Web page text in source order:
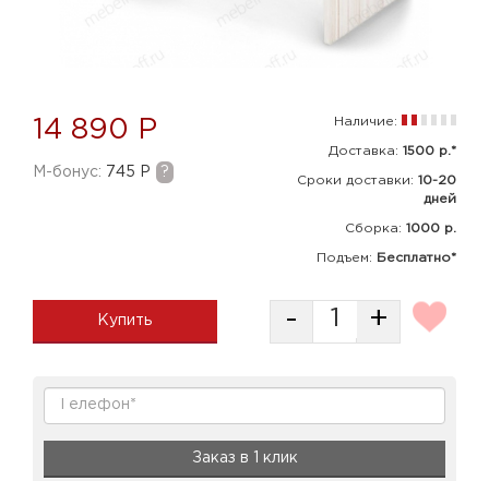
14 890 Р
M-бонус: 745 Р ?
Наличие:
Доставка: 1500 р.*
Сроки доставки: 10-20
дней
Сборка: 1000 р.
Подъем: Бесплатно*
Купить - +
Заказ в 1 клик